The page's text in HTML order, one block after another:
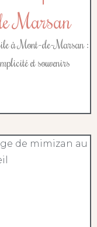
Marsan
à Mont-de-Marsan :
et souvenirs